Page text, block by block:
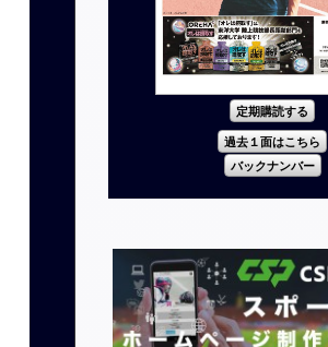
定期購読する
過去１面はこちら
バックナンバー